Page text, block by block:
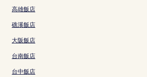
高雄飯店
礁溪飯店
大阪飯店
台南飯店
台中飯店